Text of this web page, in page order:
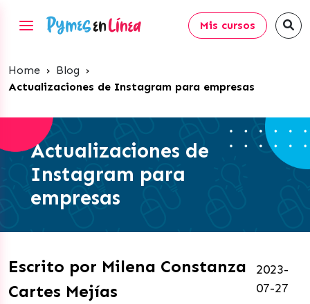
Mis cursos
Home › Blog ›
Actualizaciones de Instagram para empresas
Actualizaciones de
Instagram para
empresas
Escrito por Milena Constanza
Cartes Mejías
2023-
07-27